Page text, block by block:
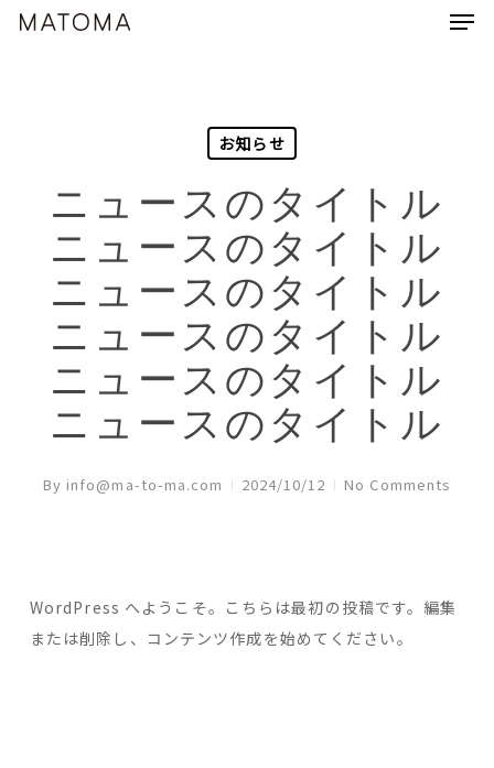
Skip
お知らせ
ニュースのタイトル
ニュースのタイトル
ニュースのタイトル
ニュースのタイトル
ニュースのタイトル
ニュースのタイトル
By info@ma-to-ma.com 2024/10/12 No Comments
WordPress へようこそ。こちらは最初の投稿です。編集
または削除し、コンテンツ作成を始めてください。
Menu